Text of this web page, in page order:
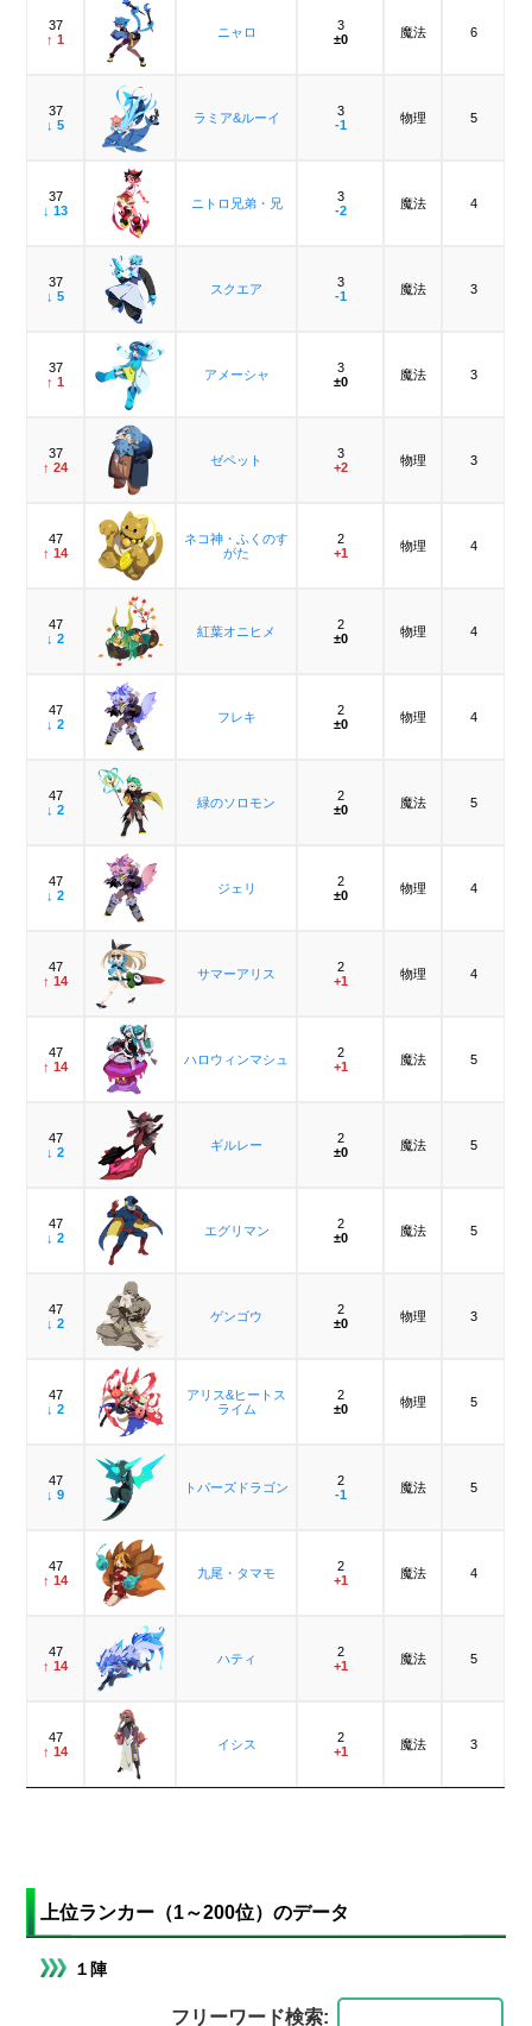
37
↑ 1
ニャロ
3
±0
魔法 6
37
↓ 5
ラミア&ルーイ
3
-1
物理 5
37
↓ 13
ニトロ兄弟・兄
3
-2
魔法 4
37
↓ 5
スクエア
3
-1
魔法 3
37
↑ 1
アメーシャ
3
±0
魔法 3
37
↑ 24
ゼペット
3
+2
物理 3
47
↑ 14
ネコ神・ふくのす
がた
2
+1
物理 4
47
↓ 2
紅葉オニヒメ
2
±0
物理 4
47
↓ 2
フレキ
2
±0
物理 4
47
↓ 2
緑のソロモン
2
±0
魔法 5
47
↓ 2
ジェリ
2
±0
物理 4
47
↑ 14
サマーアリス
2
+1
物理 4
47
↑ 14
ハロウィンマシュ
2
+1
魔法 5
47
↓ 2
ギルレー
2
±0
魔法 5
47
↓ 2
エグリマン
2
±0
魔法 5
47
↓ 2
ゲンゴウ
2
±0
物理 3
47
↓ 2
アリス&ヒートス
ライム
2
±0
物理 5
47
↓ 9
トパーズドラゴン
2
-1
魔法 5
47
↑ 14
九尾・タマモ
2
+1
魔法 4
47
↑ 14
ハティ
2
+1
魔法 5
47
↑ 14
イシス
2
+1
魔法 3
上位ランカー（1～200位）のデータ
１陣
フリーワード検索: